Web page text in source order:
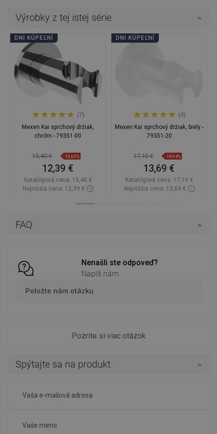
FAQ
Nenašli ste odpoveď?
Napíš nám
Položte nám otázku
Pozrite si viac otázok
Spýtajte sa na produkt
Výrobky z tej istej série
DNI KÚPEĽNÍ
(7)
Mexen Kai sprchový držiak,
chróm - 79351-00
15,40 € -19,55%
12,39 €
Katalógová cena: 15,40 €
Najnižšia cena: 12,39 €
DNI KÚPEĽNÍ
(4)
Mexen Kai sprchový držiak, biely -
79351-20
17,10 € -19,94%
13,69 €
Katalógová cena: 17,10 €
Najnižšia cena: 13,69 €